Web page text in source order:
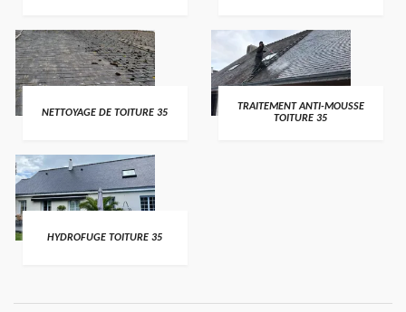
NETTOYAGE DE TOITURE 35
TRAITEMENT ANTI-MOUSSE
TOITURE 35
HYDROFUGE TOITURE 35